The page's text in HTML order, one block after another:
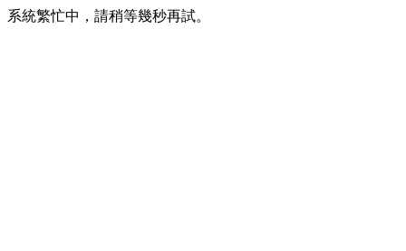
系統繁忙中，請稍等幾秒再試。